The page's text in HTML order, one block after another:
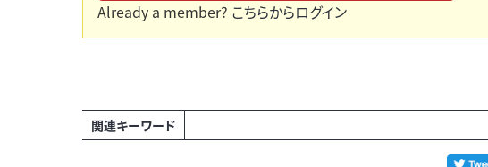
Already a member? こちらからログイン
関連キーワード